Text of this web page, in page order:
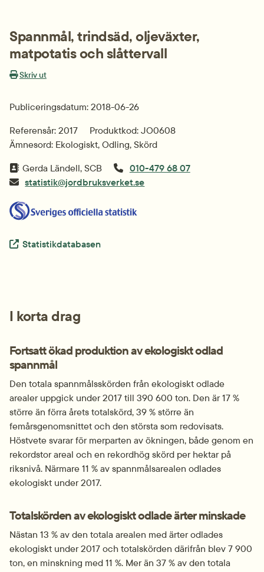
Spannmål, trindsäd, oljeväxter,
matpotatis och slåttervall
Skriv ut
Publiceringsdatum: 2018-06-26
Referensår: 2017
Produktkod: JO0608
Ämnesord: Ekologiskt, Odling, Skörd
Gerda Ländell, SCB
010-479 68 07
statistik@jordbruksverket.se
Extern länk.
Statistikdatabasen
I korta drag
Fortsatt ökad produktion av ekologiskt odlad
spannmål
Den totala spannmålsskörden från ekologiskt odlade
arealer uppgick under 2017 till 390 600 ton. Den är 17 %
större än förra årets totalskörd, 39 % större än
femårsgenomsnittet och den största som redovisats.
Höstvete svarar för merparten av ökningen, både genom en
rekordstor areal och en rekordhög skörd per hektar på
riksnivå. Närmare 11 % av spannmålsarealen odlades
ekologiskt under 2017.
Totalskörden av ekologiskt odlade ärter minskade
Nästan 13 % av den totala arealen med ärter odlades
ekologiskt under 2017 och totalskörden därifrån blev 7 900
ton, en minskning med 11 %. Mer än 37 % av den totala